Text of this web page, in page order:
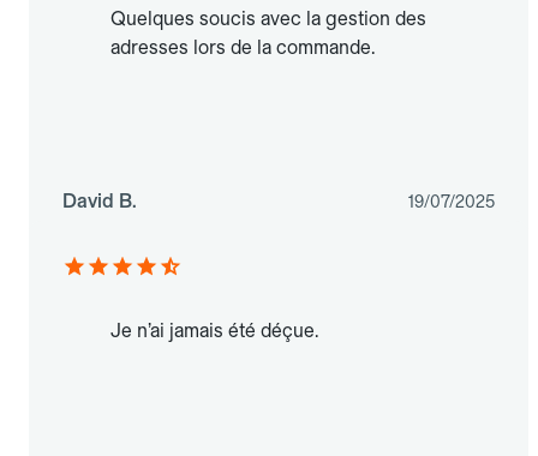
Quelques soucis avec la gestion des
adresses lors de la commande.
David B. 19/07/2025
Je n’ai jamais été déçue.